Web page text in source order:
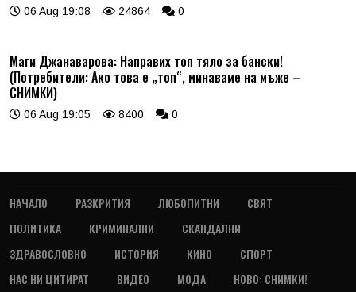
06 Aug 19:08 24864 0
Маги Джанаварова: Направих топ тяло за бански!
(Потребители: Ако това е „топ“, минаваме на мъже –
СНИМКИ)
06 Aug 19:05 8400 0
НАЧАЛО РАЗКРИТИЯ ЛЮБОПИТНИ
СВЯТ
ПОЛИТИКА
КРИМИНАЛНИ
СКАНДАЛНИ
ЗДРАВОСЛОВНО
ИСТОРИЯ КИНО
СПОРТ
НАС НИ ЦИТИРАТ
ВИДЕО МОДА НОВО: СНИМКИ!